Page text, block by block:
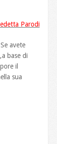
Parodi
avete
base di
il
sua